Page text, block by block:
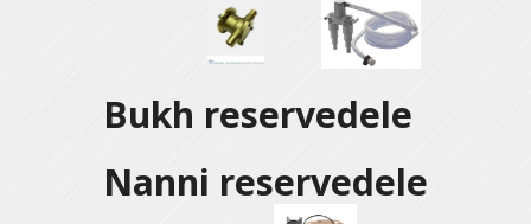
Bukh reservedele
Nanni reservedele